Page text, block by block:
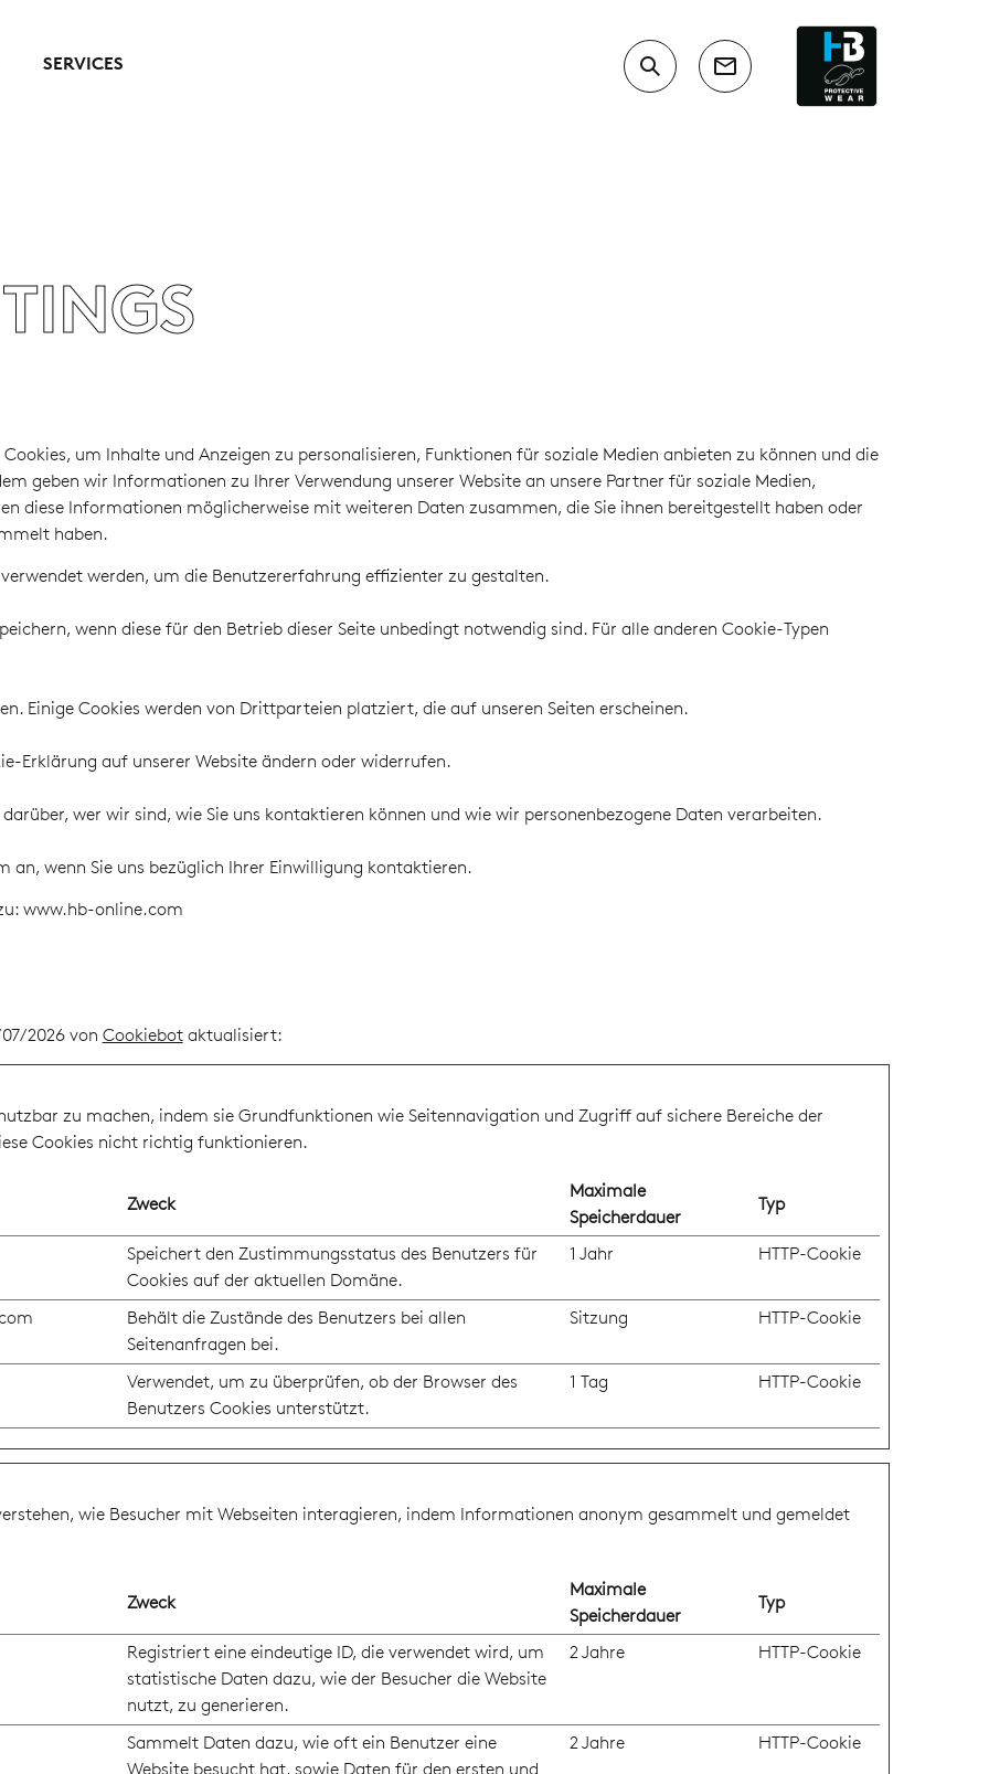
SERVICES
um Inhalte und Anzeigen zu personalisieren, Funktionen für soziale Medien anbieten zu können und die
geben wir Informationen zu Ihrer Verwendung unserer Website an unsere Partner für soziale Medien,
diese Informationen möglicherweise mit weiteren Daten zusammen, die Sie ihnen bereitgestellt haben oder
haben.
werden, um die Benutzererfahrung effizienter zu gestalten.
wenn diese für den Betrieb dieser Seite unbedingt notwendig sind. Für alle anderen Cookie-Typen
Einige Cookies werden von Drittparteien platziert, die auf unseren Seiten erscheinen.
Erklärung auf unserer Website ändern oder widerrufen.
wer wir sind, wie Sie uns kontaktieren können und wie wir personenbezogene Daten verarbeiten.
an, wenn Sie uns bezüglich Ihrer Einwilligung kontaktieren.
www.hb-online.com
2026 von Cookiebotaktualisiert:
zu machen, indem sie Grundfunktionen wie Seitennavigation und Zugriff auf sichere Bereiche der
Cookies nicht richtig funktionieren.
Zweck
Maximale
Speicherdauer
Typ
Speichert den Zustimmungsstatus des Benutzers für
Cookies auf der aktuellen Domäne.
1 Jahr HTTP-Cookie
Behält die Zustände des Benutzers bei allen
Seitenanfragen bei.
Sitzung HTTP-Cookie
Verwendet, um zu überprüfen, ob der Browser des
Benutzers Cookies unterstützt.
1 Tag HTTP-Cookie
wie Besucher mit Webseiten interagieren, indem Informationen anonym gesammelt und gemeldet
Zweck
Maximale
Speicherdauer
Typ
Registriert eine eindeutige ID, die verwendet wird, um
statistische Daten dazu, wie der Besucher die Website
nutzt, zu generieren.
2 Jahre HTTP-Cookie
Sammelt Daten dazu, wie oft ein Benutzer eine
Website besucht hat, sowie Daten für den ersten und
2 Jahre HTTP-Cookie